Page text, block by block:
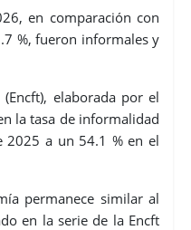
en comparación con
%, fueron informales y
elaborada por el
la tasa de informalidad
2025 a un 54.1 % en el
permanece similar al
en la serie de la Encft